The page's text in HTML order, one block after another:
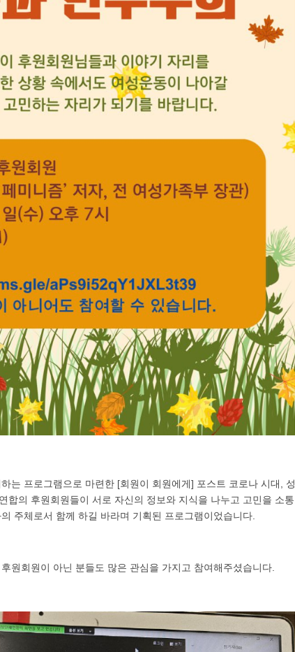
는 프로그램으로 마련한 [회원이 회원에게] 포스트 코로나 시대, 성
합의 후원회원들이 서로 자신의 정보와 지식을 나누고 고민을 소통
주체로서 함께 하길 바라며 기획된 프로그램이었습니다.
원회원이 아닌 분들도 많은 관심을 가지고 참여해주셨습니다.